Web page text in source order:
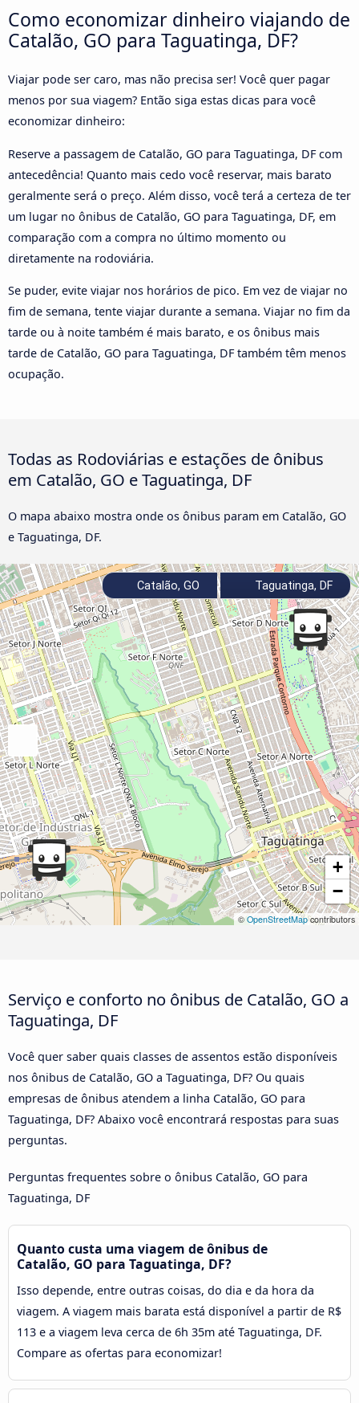
Como economizar dinheiro viajando de
Catalão, GO para Taguatinga, DF?
Viajar pode ser caro, mas não precisa ser! Você quer pagar
menos por sua viagem? Então siga estas dicas para você
economizar dinheiro:
Reserve a passagem de Catalão, GO para Taguatinga, DF com
antecedência! Quanto mais cedo você reservar, mais barato
geralmente será o preço. Além disso, você terá a certeza de ter
um lugar no ônibus de Catalão, GO para Taguatinga, DF, em
comparação com a compra no último momento ou
diretamente na rodoviária.
Se puder, evite viajar nos horários de pico. Em vez de viajar no
fim de semana, tente viajar durante a semana. Viajar no fim da
tarde ou à noite também é mais barato, e os ônibus mais
tarde de Catalão, GO para Taguatinga, DF também têm menos
ocupação.
Todas as Rodoviárias e estações de ônibus
em Catalão, GO e Taguatinga, DF
O mapa abaixo mostra onde os ônibus param em Catalão, GO
e Taguatinga, DF.
+
−
© OpenStreetMapcontributors
Catalão, GO Taguatinga, DF
Serviço e conforto no ônibus de Catalão, GO a
Taguatinga, DF
Você quer saber quais classes de assentos estão disponíveis
nos ônibus de Catalão, GO a Taguatinga, DF? Ou quais
empresas de ônibus atendem a linha Catalão, GO para
Taguatinga, DF? Abaixo você encontrará respostas para suas
perguntas.
Perguntas frequentes sobre o ônibus Catalão, GO para
Taguatinga, DF
Quanto custa uma viagem de ônibus de
Catalão, GO para Taguatinga, DF?
Isso depende, entre outras coisas, do dia e da hora da
viagem. A viagem mais barata está disponível a partir de R$
113 e a viagem leva cerca de 6h 35m até Taguatinga, DF.
Compare as ofertas para economizar!